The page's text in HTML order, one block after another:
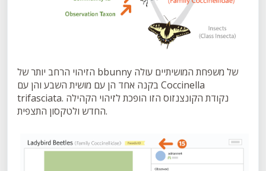
הזיהוי הרחב יותר של bbunny של משפחת המושיתיים עולה
בקנה אחד הן עם מושית השבע והן עם Coccinella
trifasciata. נקודת הקונצנזוס הזו הופכת לזיהוי הקהילה
החדש ולטקסון התצפית.